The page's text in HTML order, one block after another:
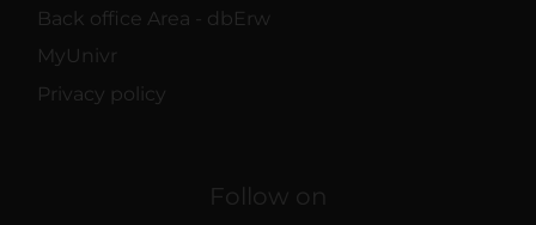
Back office Area - dbErw
MyUnivr
Privacy policy
Follow on